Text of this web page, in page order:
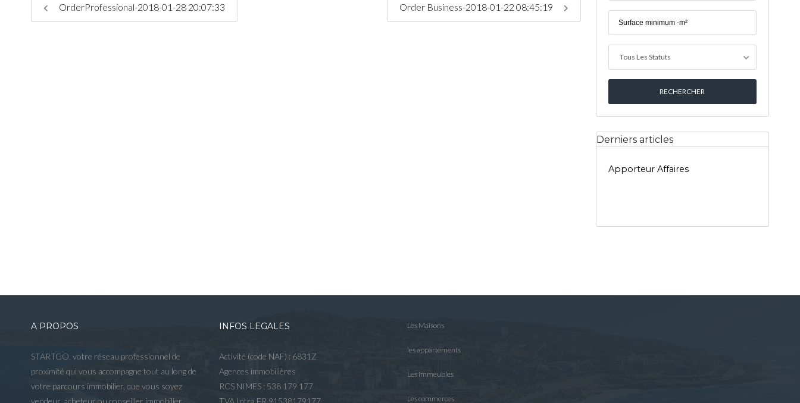
OrderProfessional-2018-01-28 20:07:33 Order Business-2018-01-22 08:45:19
Tous Les Statuts
Derniers articles
Apporteur Affaires
A PROPOS
STARTGO, votre réseau professionnel de
proximité qui vous accompagne tout au long de
votre parcours immobilier, que vous soyez
vendeur, acheteur ou conseiller immobilier,
INFOS LEGALES
Activité (code NAF) : 6831Z
Agences immobilières
RCS NIMES : 538 179 177
TVA Intra FR 91538179177
Les Maisons
les appartements
Les immeubles
Les commerces